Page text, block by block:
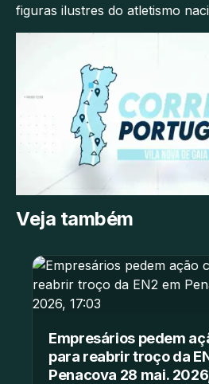
figuras ilustres do atletismo
Veja também
Empresários pedem
para reabrir troço da
Penacova 28 mai.